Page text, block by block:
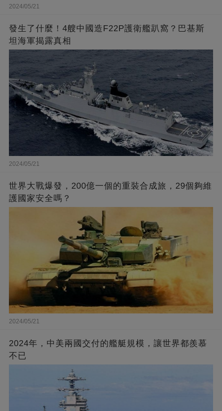
2024/05/21
發生了什麼！4艘中國造F22P護衛艦趴窩？巴基斯
坦海軍揭露真相
2024/05/21
世界大戰爆發，200億一個的重裝合成旅，29個夠維
護國家安全嗎？
2024/05/21
2024年，中美兩國交付的艦艇規模，讓世界都羨慕
不已